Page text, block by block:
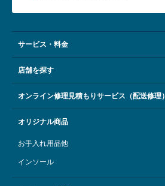
サービス・料金
店舗を探す
オンライン修理見積もりサービス（配送修理）
オリジナル商品
お手入れ用品他
インソール